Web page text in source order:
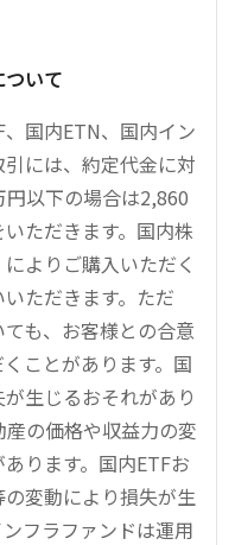
いて
国内ETN、国内イン
には、約定代金に対
円以下の場合は2,860
ただきます。国内株
よりご購入いただく
ただきます。ただ
も、お客様との合意
ことがあります。国
生じるおそれがあり
産の価格や収益力の変
ります。国内ETFお
変動により損失が生
フラファンドは運用